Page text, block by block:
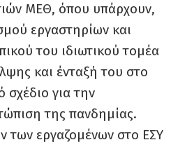
ΜΕΘ, όπου υπάρχουν,
εργαστηρίων και
του ιδιωτικού τομέα
και ένταξή του στο
σχέδιο για την
της πανδημίας.
των εργαζομένων στο ΕΣΥ